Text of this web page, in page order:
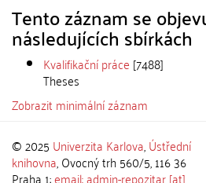
Tento záznam se
následujících sbírkách
Kvalifikační práce [7488]
Theses
Zobrazit minimální záznam
© 2025 Univerzita Karlova,Ústřední
knihovna, Ovocný trh 560/5, 116 36
Praha 1;email: admin-repozitar [at]